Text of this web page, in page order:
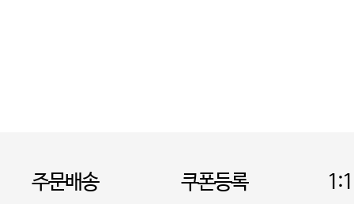
주문배송 쿠폰등록